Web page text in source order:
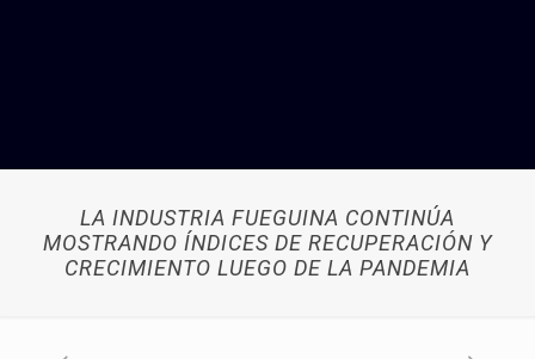
LA INDUSTRIA FUEGUINA CONTINÚA
MOSTRANDO ÍNDICES DE RECUPERACIÓN Y
CRECIMIENTO LUEGO DE LA PANDEMIA